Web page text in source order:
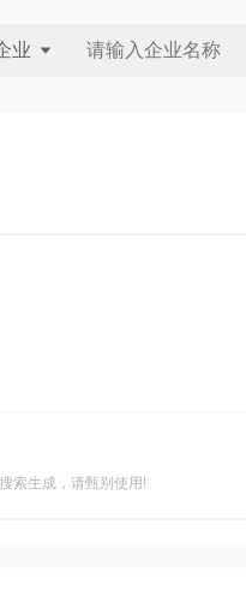
业
索生成，请甄别使用!